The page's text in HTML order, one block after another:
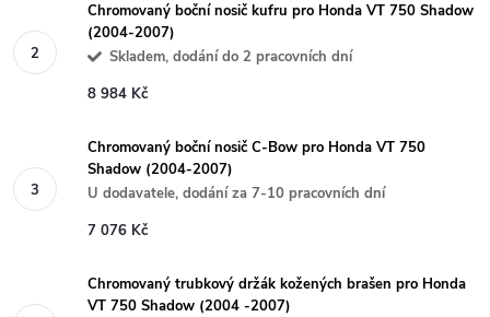
Chromovaný boční nosič kufru pro Honda VT 750 Shadow
(2004-2007)
Skladem, dodání do 2 pracovních dní
8 984 Kč
Chromovaný boční nosič C-Bow pro Honda VT 750
Shadow (2004-2007)
U dodavatele, dodání za 7-10 pracovních dní
7 076 Kč
Chromovaný trubkový držák kožených brašen pro Honda
VT 750 Shadow (2004 -2007)